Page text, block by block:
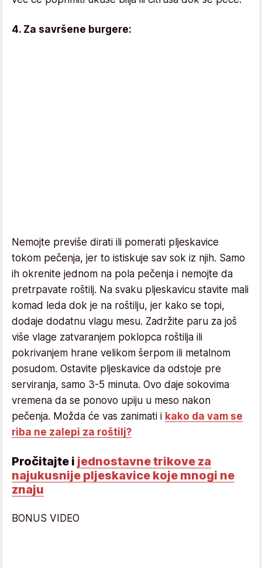
4. Za savršene burgere:
Nemojte previše dirati ili pomerati pljeskavice
tokom pečenja, jer to istiskuje sav sok iz njih. Samo
ih okrenite jednom na pola pečenja i nemojte da
pretrpavate roštilj. Na svaku pljeskavicu stavite mali
komad leda dok je na roštilju, jer kako se topi,
dodaje dodatnu vlagu mesu. Zadržite paru za još
više vlage zatvaranjem poklopca roštilja ili
pokrivanjem hrane velikom šerpom ili metalnom
posudom. Ostavite pljeskavice da odstoje pre
serviranja, samo 3-5 minuta. Ovo daje sokovima
vremena da se ponovo upiju u meso nakon
pečenja. Možda će vas zanimati i kako da vam se
riba ne zalepi za roštilj?
Pročitajte i jednostavne trikove za
najukusnije pljeskavice koje mnogi ne
znaju
BONUS VIDEO